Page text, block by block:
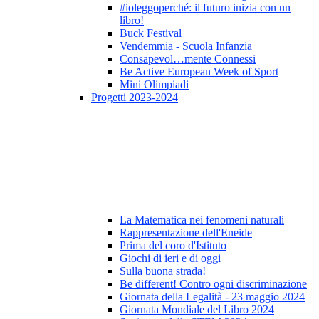
#ioleggoperché: il futuro inizia con un
libro!
Buck Festival
Vendemmia - Scuola Infanzia
Consapevol…mente Connessi
Be Active European Week of Sport
Mini Olimpiadi
Progetti 2023-2024
La Matematica nei fenomeni naturali
Rappresentazione dell'Eneide
Prima del coro d'Istituto
Giochi di ieri e di oggi
Sulla buona strada!
Be different! Contro ogni discriminazione
Giornata della Legalità - 23 maggio 2024
Giornata Mondiale del Libro 2024